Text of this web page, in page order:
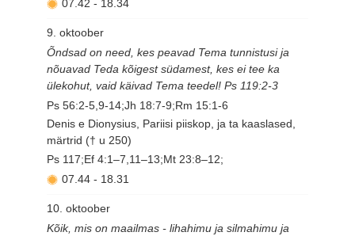
07.42 - 18.34
9. oktoober
Õndsad on need, kes peavad Tema tunnistusi ja
nõuavad Teda kõigest südamest, kes ei tee ka
ülekohut, vaid käivad Tema teedel! Ps 119:2-3
Ps 56:2-5,9-14;Jh 18:7-9;Rm 15:1-6
Denis e Dionysius, Pariisi piiskop, ja ta kaaslased,
märtrid († u 250)
Ps 117;Ef 4:1–7,11–13;Mt 23:8–12;
07.44 - 18.31
10. oktoober
Kõik, mis on maailmas - lihahimu ja silmahimu ja